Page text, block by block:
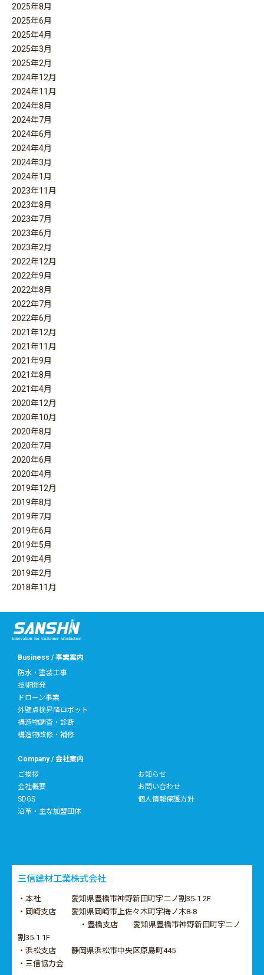
2025年8月
2025年6月
2025年4月
2025年3月
2025年2月
2024年12月
2024年11月
2024年8月
2024年7月
2024年6月
2024年4月
2024年3月
2024年1月
2023年11月
2023年8月
2023年7月
2023年6月
2023年2月
2022年12月
2022年9月
2022年8月
2022年7月
2022年6月
2021年12月
2021年11月
2021年9月
2021年8月
2021年4月
2020年12月
2020年10月
2020年8月
2020年7月
2020年6月
2020年4月
2019年12月
2019年8月
2019年7月
2019年6月
2019年5月
2019年4月
2019年2月
2018年11月
Business / 事業案内
防水・塗装工事
技術開発
ドローン事業
外壁点検昇降ロボット
構造物調査・診断
構造物改修・補修
Company / 会社案内
ご挨拶
お知らせ
会社概要
お問い合わせ
SDGS
個人情報保護方針
沿革・主な加盟団体
三信建材工業株式会社
・本社 愛知県豊橋市神野新田町字二ノ割35-1 2F
・岡崎支店 愛知県岡崎市上佐々木町字梅ノ木8-8
・豊橋支店 愛知県豊橋市神野新田町字二ノ
割35-1 1F
・浜松支店 静岡県浜松市中央区原島町445
・三信協力会